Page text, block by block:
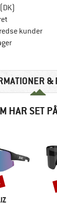
kunder
Trustpilot-
&
HAR SET